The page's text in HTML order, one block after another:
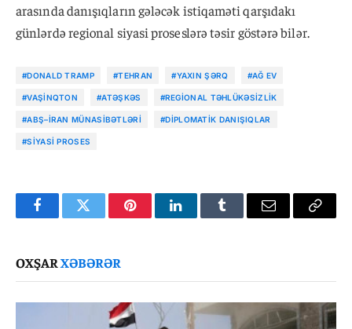
arasında danışıqların gələcək istiqaməti qarşıdakı
günlərdə regional siyasi proseslərə təsir göstərə bilər.
#DONALD TRAMP #TEHRAN #YAXIN ŞƏRQ #AĞ EV
#VAŞINQTON #ATƏŞKƏS #REGIONAL TƏHLÜKƏSIZLIK
#ABŞ–İRAN MÜNASIBƏTLƏRI #DIPLOMATIK DANIŞIQLAR
#SIYASI PROSES
FacebookTwitter PinterestLinkedInTumblr Email
Copy
OXŞARXƏBƏRƏR